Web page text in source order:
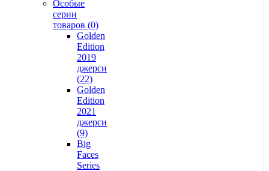
Особые
серии
товаров (0)
Golden
Edition
2019
джерси
(22)
Golden
Edition
2021
джерси
(9)
Big
Faces
Series